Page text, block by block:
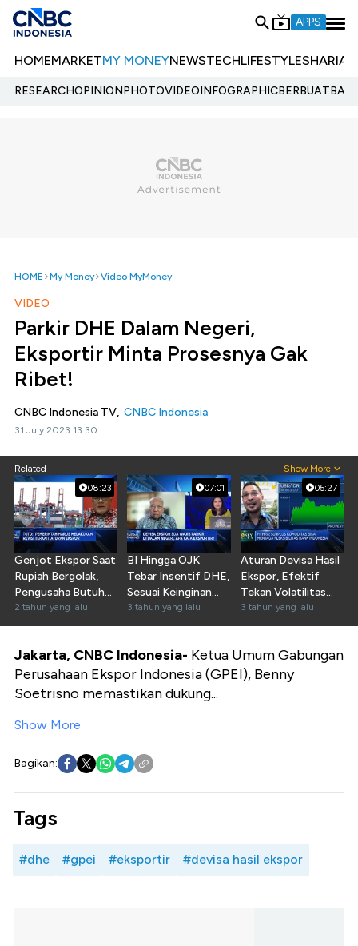
APPS
HOMEMARKETMY MONEYNEWSTECHLIFESTYLESHARIA
RESEARCHOPINIONPHOTOVIDEOINFOGRAPHIC
HOME My Money Video MyMoney
VIDEO
Parkir DHE Dalam Negeri,
Eksportir Minta Prosesnya Gak
Ribet!
CNBC Indonesia TV, CNBC Indonesia
31 July 2023 13:30
Related Show More
08:23
Genjot Ekspor Saat
Rupiah Bergolak,
Pengusaha Butuh
Bantuan!
2 tahun yang lalu
07:01
BI Hingga OJK
Tebar Insentif DHE,
Sesuai Keinginan
Eksportir?
3 tahun yang lalu
05:27
Aturan Devisa Hasil
Ekspor, Efektif
Tekan Volatilitas
Rupiah?
3 tahun yang lalu
Jakarta, CNBC Indonesia- Ketua Umum Gabungan
Perusahaan Ekspor Indonesia (GPEI), Benny
Soetrisno memastikan dukung...
Show More
Bagikan:
Tags
#dhe #gpei #eksportir #devisa hasil ekspor